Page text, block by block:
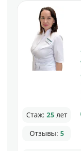
Стаж: 25лет
Отзывы: 5